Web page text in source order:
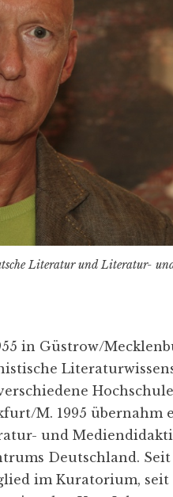
Literatur und Literatur-
in Güstrow/
M. 1995 übernahm
und
Deutschland.
im Kuratorium,